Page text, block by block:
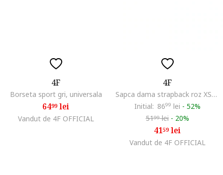
4F
Borseta sport gri, universala
6499lei
Vandut de 4F OFFICIAL
4F
Sapca dama strapback roz XS/S 56cm
Initial: 8699 lei - 52%
5199lei - 20%
4159lei
Vandut de 4F OFFICIAL